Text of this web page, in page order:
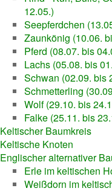
12.05.)
Seepferdchen
Zaunkönig (10.06.
Pferd (08.07. bis
Lachs (05.08. bis
Schwan (02.09. bis
Schmetterling
Wolf (29.10. bis
Falke (25.11. bis
Keltischer Baumkreis
Keltische Knoten
Englischer alternativer
Erle im keltischen
Weißdorn im